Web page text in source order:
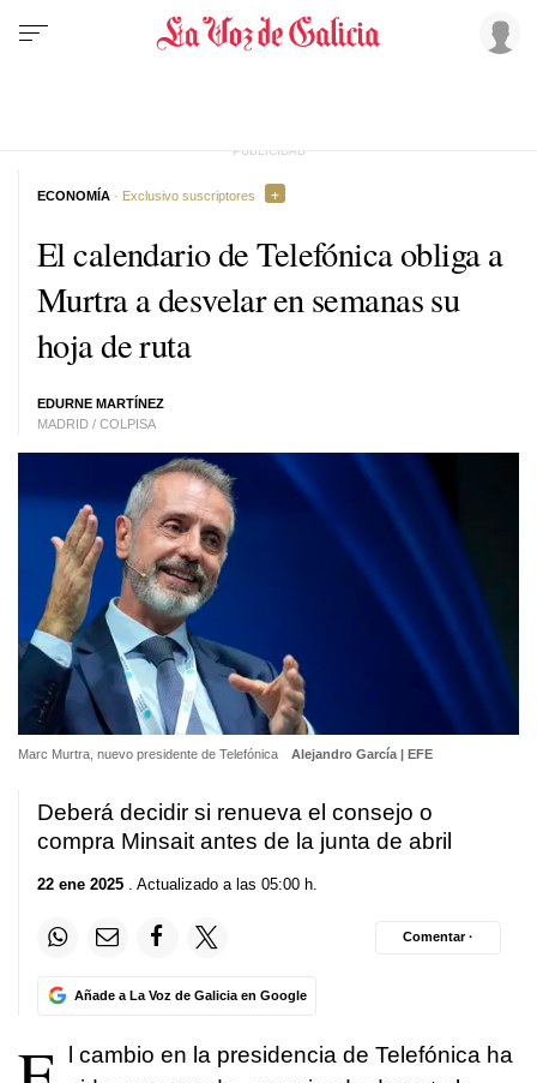
El calendario de Telefónica obliga a
Murtra a desvelar en semanas su
hoja de ruta
EDURNE MARTÍNEZ
MADRID / COLPISA
ECONOMÍA · Exclusivo suscriptores
Marc Murtra, nuevo presidente de Telefónica Alejandro García | EFE
Deberá decidir si renueva el consejo o
compra Minsait antes de la junta de abril
22 ene 2025 . Actualizado a las 05:00 h.
Añade a La Voz de Galicia en Google
Comentar ·
l cambio en la presidencia de Telefónica ha